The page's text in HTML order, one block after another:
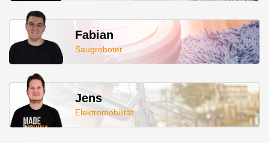
Fabian
Saugroboter
Jens
Elektromobilität